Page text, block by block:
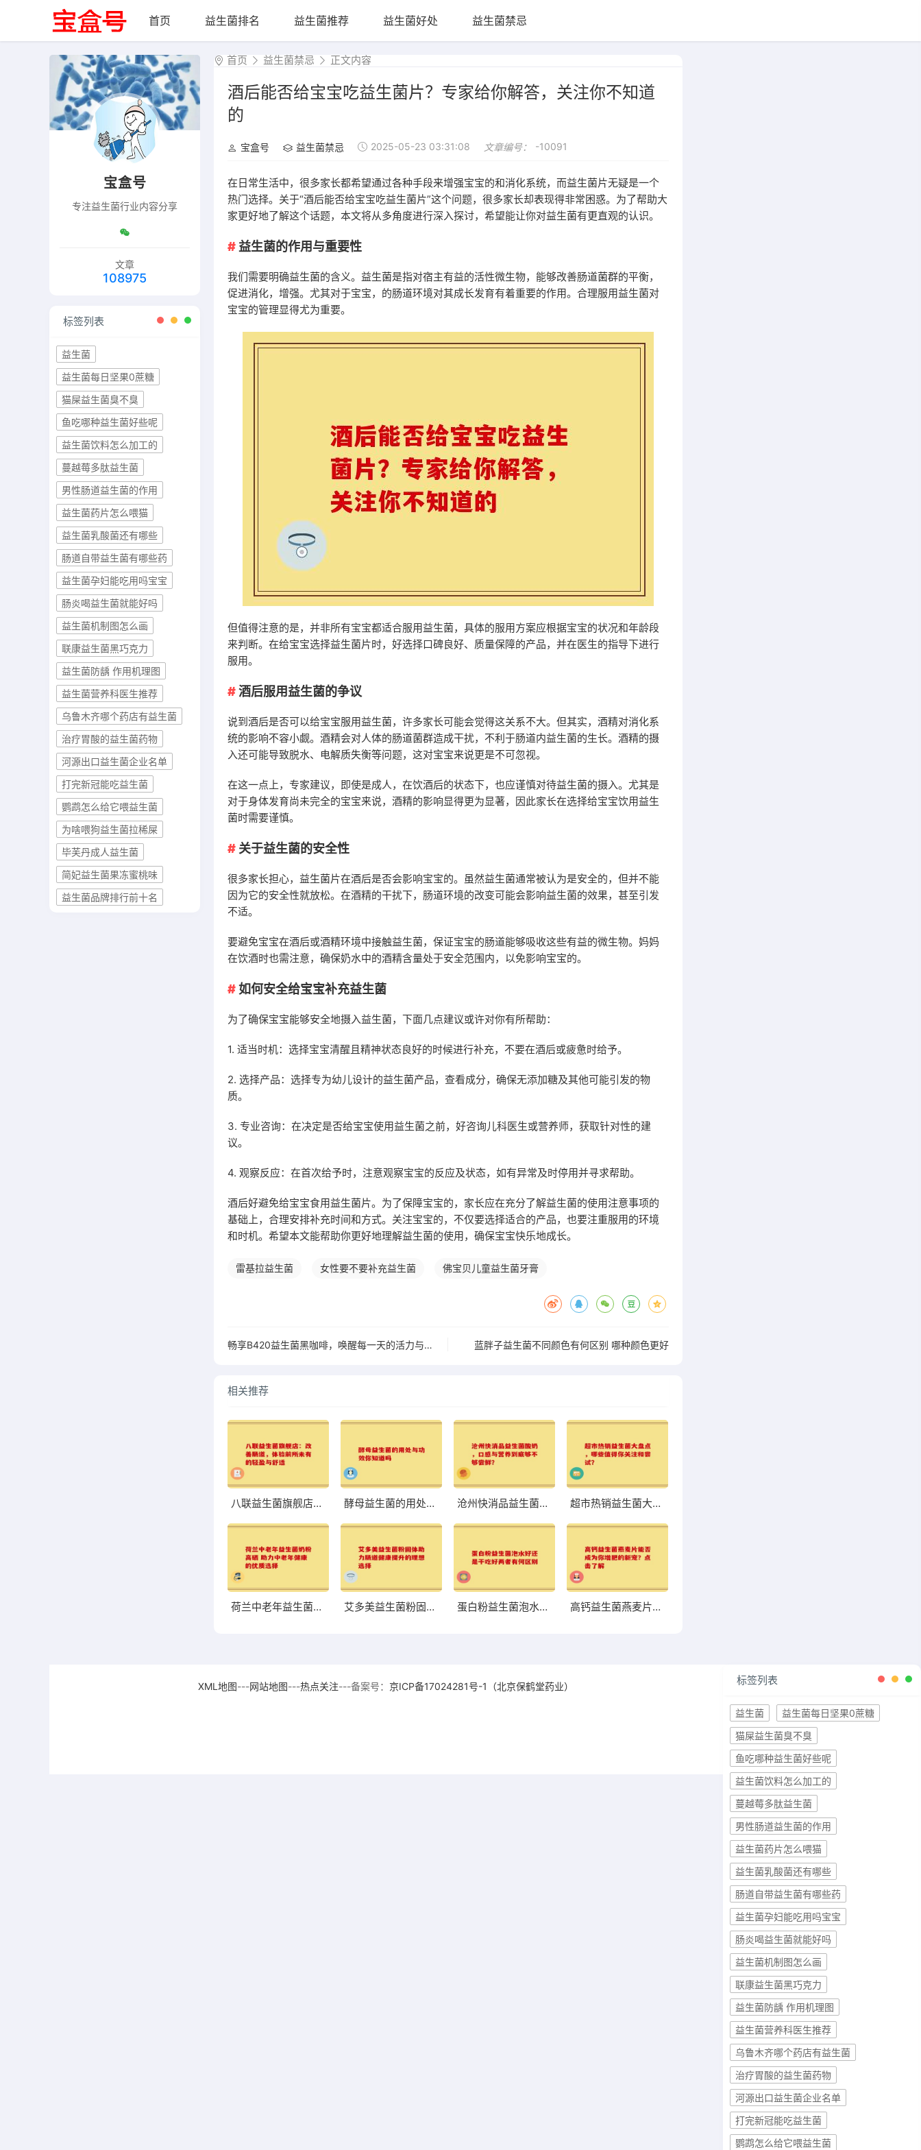
首页 益生菌排名 益生菌推荐 益生菌好处 益生菌禁忌
宝盒号
专注益生菌行业内容分享
文章
108975
标签列表
益生菌
益生菌每日坚果0蔗糖
猫屎益生菌臭不臭
鱼吃哪种益生菌好些呢
益生菌饮料怎么加工的
蔓越莓多肽益生菌
男性肠道益生菌的作用
益生菌药片怎么喂猫
益生菌乳酸菌还有哪些
肠道自带益生菌有哪些药
益生菌孕妇能吃用吗宝宝
肠炎喝益生菌就能好吗
益生菌机制图怎么画
联康益生菌黑巧克力
益生菌防龋 作用机理图
益生菌营养科医生推荐
乌鲁木齐哪个药店有益生菌
治疗胃酸的益生菌药物
河源出口益生菌企业名单
打完新冠能吃益生菌
鹦鹉怎么给它喂益生菌
为啥喂狗益生菌拉稀屎
毕芙丹成人益生菌
简妃益生菌果冻蜜桃味
益生菌品牌排行前十名
首页 益生菌禁忌 正文内容
酒后能否给宝宝吃益生菌片？专家给你解答，关注你不知道
的
宝盒号 益生菌禁忌 2025-05-23 03:31:08 文章编号： -10091
在日常生活中，很多家长都希望通过各种手段来增强宝宝的和消化系统，而益生菌片无疑是一个
热门选择。关于“酒后能否给宝宝吃益生菌片”这个问题，很多家长却表现得非常困惑。为了帮助大
家更好地了解这个话题，本文将从多角度进行深入探讨，希望能让你对益生菌有更直观的认识。
益生菌的作用与重要性
我们需要明确益生菌的含义。益生菌是指对宿主有益的活性微生物，能够改善肠道菌群的平衡，
促进消化，增强。尤其对于宝宝，的肠道环境对其成长发育有着重要的作用。合理服用益生菌对
宝宝的管理显得尤为重要。
但值得注意的是，并非所有宝宝都适合服用益生菌，具体的服用方案应根据宝宝的状况和年龄段
来判断。在给宝宝选择益生菌片时，好选择口碑良好、质量保障的产品，并在医生的指导下进行
服用。
酒后服用益生菌的争议
说到酒后是否可以给宝宝服用益生菌，许多家长可能会觉得这关系不大。但其实，酒精对消化系
统的影响不容小觑。酒精会对人体的肠道菌群造成干扰，不利于肠道内益生菌的生长。酒精的摄
入还可能导致脱水、电解质失衡等问题，这对宝宝来说更是不可忽视。
在这一点上，专家建议，即使是成人，在饮酒后的状态下，也应谨慎对待益生菌的摄入。尤其是
对于身体发育尚未完全的宝宝来说，酒精的影响显得更为显著，因此家长在选择给宝宝饮用益生
菌时需要谨慎。
关于益生菌的安全性
很多家长担心，益生菌片在酒后是否会影响宝宝的。虽然益生菌通常被认为是安全的，但并不能
因为它的安全性就放松。在酒精的干扰下，肠道环境的改变可能会影响益生菌的效果，甚至引发
不适。
要避免宝宝在酒后或酒精环境中接触益生菌，保证宝宝的肠道能够吸收这些有益的微生物。妈妈
在饮酒时也需注意，确保奶水中的酒精含量处于安全范围内，以免影响宝宝的。
如何安全给宝宝补充益生菌
为了确保宝宝能够安全地摄入益生菌，下面几点建议或许对你有所帮助：
1. 适当时机：选择宝宝清醒且精神状态良好的时候进行补充，不要在酒后或疲惫时给予。
2. 选择产品：选择专为幼儿设计的益生菌产品，查看成分，确保无添加糖及其他可能引发的物
质。
3. 专业咨询：在决定是否给宝宝使用益生菌之前，好咨询儿科医生或营养师，获取针对性的建
议。
4. 观察反应：在首次给予时，注意观察宝宝的反应及状态，如有异常及时停用并寻求帮助。
酒后好避免给宝宝食用益生菌片。为了保障宝宝的，家长应在充分了解益生菌的使用注意事项的
基础上，合理安排补充时间和方式。关注宝宝的，不仅要选择适合的产品，也要注重服用的环境
和时机。希望本文能帮助你更好地理解益生菌的使用，确保宝宝快乐地成长。
雷基拉益生菌 女性要不要补充益生菌 佛宝贝儿童益生菌牙膏
畅享B420益生菌黑咖啡，唤醒每一天的活力与清新 蓝胖子益生菌不同颜色有何区别 哪种颜色更好
相关推荐
八联益生菌旗舰店：改善肠道，体验前所未有的轻盈与舒适 酵母益生菌的用处与功效你知道吗 沧州快消品益生菌酸奶，口感与营养到底够不够尝鲜？ 超市热销益生菌大盘点，哪些值得你关注和尝试？
荷兰中老年益生菌奶粉高硒 助力中老年健康的优质选择 艾多美益生菌粉固体助力肠道健康提升的理想选择 蛋白粉益生菌泡水好还是干吃好两者有何区别 高钙益生菌燕麦片能否成为你增肥的新宠？点击了解
标签列表
益生菌
益生菌每日坚果0蔗糖
猫屎益生菌臭不臭
鱼吃哪种益生菌好些呢
益生菌饮料怎么加工的
蔓越莓多肽益生菌
男性肠道益生菌的作用
益生菌药片怎么喂猫
益生菌乳酸菌还有哪些
肠道自带益生菌有哪些药
益生菌孕妇能吃用吗宝宝
肠炎喝益生菌就能好吗
益生菌机制图怎么画
联康益生菌黑巧克力
益生菌防龋 作用机理图
益生菌营养科医生推荐
乌鲁木齐哪个药店有益生菌
治疗胃酸的益生菌药物
河源出口益生菌企业名单
打完新冠能吃益生菌
鹦鹉怎么给它喂益生菌
XML地图---网站地图---热点关注---备案号： 京ICP备17024281号-1（北京保鹤堂药业）